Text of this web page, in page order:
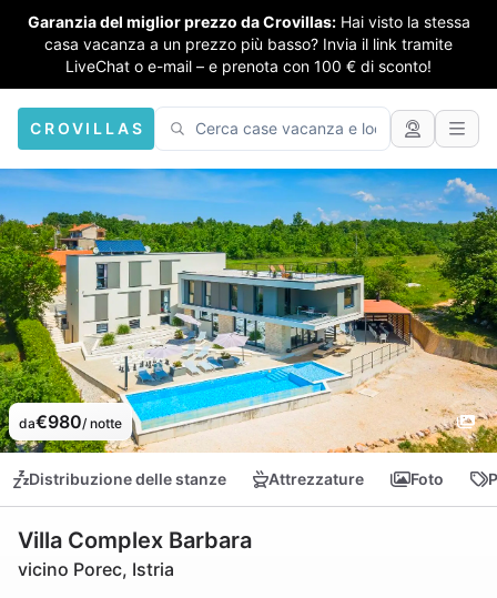
Garanzia del miglior prezzo da Crovillas: Hai visto la stessa
casa vacanza a un prezzo più basso? Invia il link tramite
LiveChat o e-mail – e prenota con 100 € di sconto!
CROVILLAS
da€980/ notte
Distribuzione delle stanze Attrezzature Foto
Villa Complex Barbara
vicino Porec, Istria